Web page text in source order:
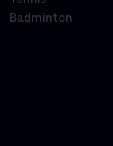
Badminton